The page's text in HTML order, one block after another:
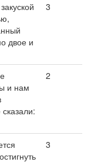
двое и
3
и нам
2
3